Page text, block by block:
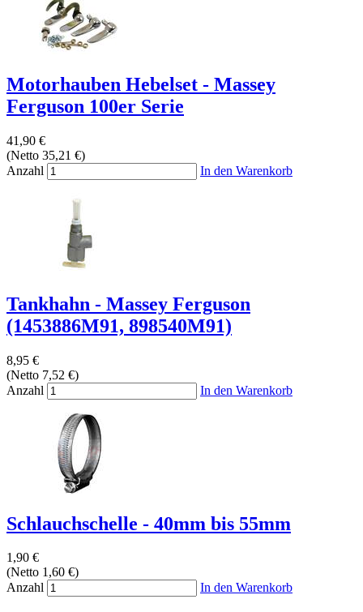
Motorhauben Hebelset - Massey
Ferguson 100er Serie
41,90 €
(Netto 35,21 €)
Anzahl
In den Warenkorb
Tankhahn - Massey Ferguson
(1453886M91, 898540M91)
8,95 €
(Netto 7,52 €)
Anzahl
In den Warenkorb
Schlauchschelle - 40mm bis 55mm
1,90 €
(Netto 1,60 €)
Anzahl
In den Warenkorb